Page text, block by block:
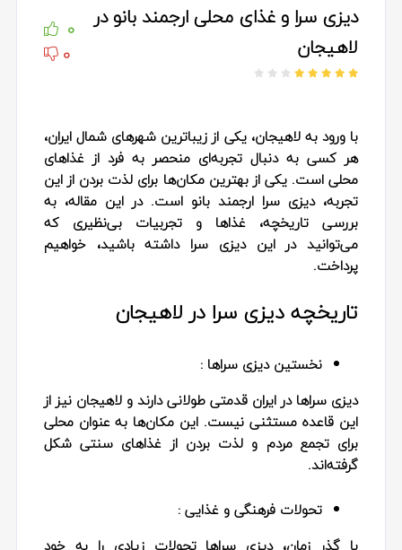
دیزی سرا و غذای محلی ارجمند بانو در
لاهیجان
0
0
با ورود به لاهیجان، یکی از زیباترین شهرهای شمال ایران،
هر کسی به دنبال تجربه‌ای منحصر به فرد از غذاهای
محلی است. یکی از بهترین مکان‌ها برای لذت بردن از این
تجربه، دیزی سرا ارجمند بانو است. در این مقاله، به
بررسی تاریخچه، غذاها و تجربیات بی‌نظیری که
می‌توانید در این دیزی سرا داشته باشید، خواهیم
پرداخت.
تاریخچه دیزی سرا در لاهیجان
نخستین دیزی سراها :
دیزی سراها در ایران قدمتی طولانی دارند و لاهیجان نیز از
این قاعده مستثنی نیست. این مکان‌ها به عنوان محلی
برای تجمع مردم و لذت بردن از غذاهای سنتی شکل
گرفته‌اند.
تحولات فرهنگی و غذایی :